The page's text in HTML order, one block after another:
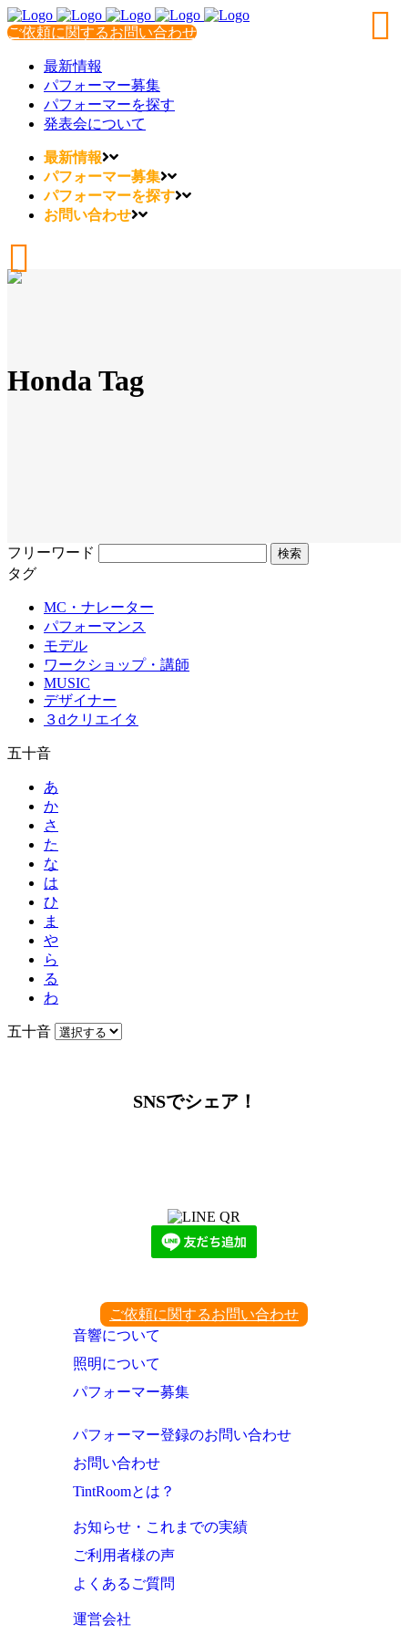
ご依頼に関するお問い合わせ
最新情報
パフォーマー募集
パフォーマーを探す
発表会について
最新情報
パフォーマー募集
パフォーマーを探す
お問い合わせ
Honda Tag
フリーワード
タグ
MC・ナレーター
パフォーマンス
モデル
ワークショップ・講師
MUSIC
デザイナー
３dクリエイタ
五十音
あ
か
さ
た
な
は
ひ
ま
や
ら
る
わ
五十音
SNSでシェア！
ご依頼に関するお問い合わせ
音響について
照明について
パフォーマー募集
パフォーマー登録のお問い合わせ
お問い合わせ
TintRoomとは？
お知らせ・これまでの実績
ご利用者様の声
よくあるご質問
運営会社